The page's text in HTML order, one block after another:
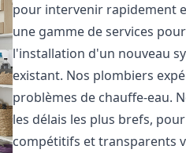
pour intervenir rapidement
une gamme de services
l'installation d'un nouveau
existant. Nos plombiers
problèmes de chauffe-eau.
les délais les plus brefs,
compétitifs et transparents